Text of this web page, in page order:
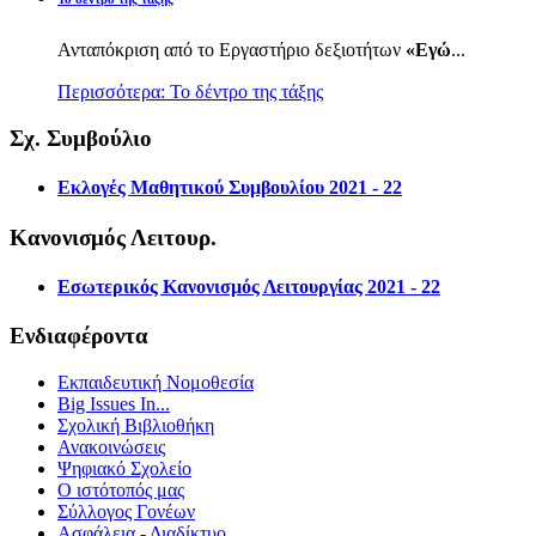
Ανταπόκριση από το Εργαστήριο δεξιοτήτων «Εγώ...
Περισσότερα: Το δέντρο της τάξης
Σχ. Συμβούλιο
Εκλογές Μαθητικού Συμβουλίου 2021 - 22
Κανονισμός Λειτουρ.
Εσωτερικός Κανονισμός Λειτουργίας 2021 - 22
Ενδιαφέροντα
Εκπαιδευτική Νομοθεσία
Big Issues In...
Σχολική Βιβλιοθήκη
Ανακοινώσεις
Ψηφιακό Σχολείο
Ο ιστότοπός μας
Σύλλογος Γονέων